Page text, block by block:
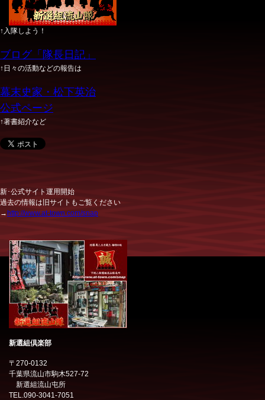
↑入隊しよう！
ブログ「隊長日記」
↑日々の活動などの報告は
幕末史家・松下英治
公式ページ
↑著書紹介など
新･公式サイト運用開始
過去の情報は旧サイトもご覧ください
→ http://www.at-town.com/snap
新選組倶楽部
〒270-0132
千葉県流山市駒木527-72
新選組流山屯所
TEL.090-3041-7051